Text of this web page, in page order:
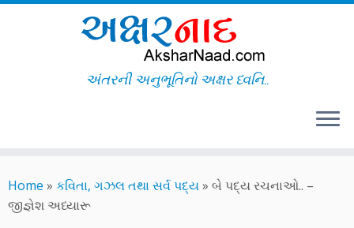
to
content
અંતરની અનુભૂતિનો અક્ષર ધ્વનિ..
Home » કવિતા, ગઝલ તથા સર્વ પદ્ય» બે પદ્ય રચનાઓ.. –
જીજ્ઞેશ અધ્યારૂ